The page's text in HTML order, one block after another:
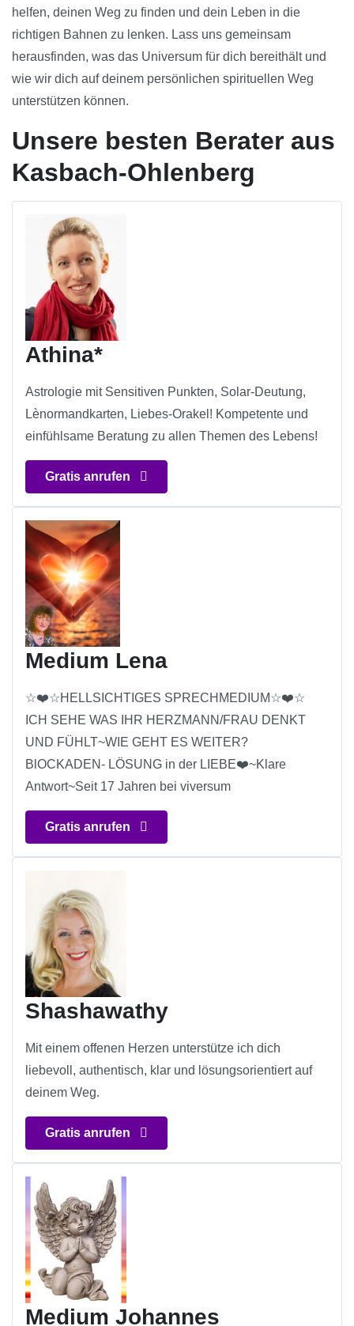
helfen, deinen Weg zu finden und dein Leben in die
richtigen Bahnen zu lenken. Lass uns gemeinsam
herausfinden, was das Universum für dich bereithält und
wie wir dich auf deinem persönlichen spirituellen Weg
unterstützen können.
Unsere besten Berater aus
Kasbach-Ohlenberg
Athina*
Astrologie mit Sensitiven Punkten, Solar-Deutung,
Lènormandkarten, Liebes-Orakel! Kompetente und
einfühlsame Beratung zu allen Themen des Lebens!
Gratis anrufen
Medium Lena
☆❤️☆HELLSICHTIGES SPRECHMEDIUM☆❤️☆
ICH SEHE WAS IHR HERZMANN/FRAU DENKT
UND FÜHLT~WIE GEHT ES WEITER?
BlOCKADEN- LÖSUNG in der LIEBE❤️~Klare
Antwort~Seit 17 Jahren bei viversum
Gratis anrufen
Shashawathy
Mit einem offenen Herzen unterstütze ich dich
liebevoll, authentisch, klar und lösungsorientiert auf
deinem Weg.
Gratis anrufen
Medium Johannes